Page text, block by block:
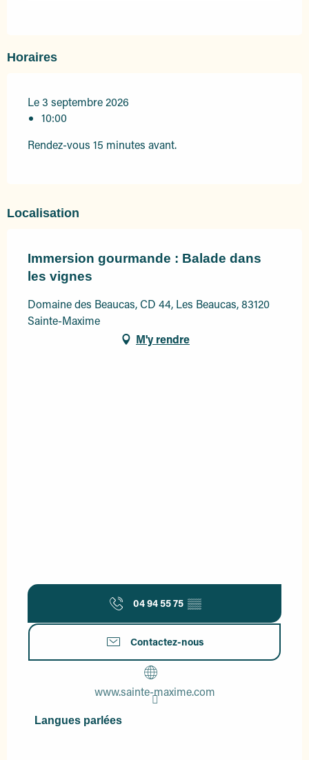
Horaires
Le 3 septembre 2026
10:00
Rendez-vous 15 minutes avant.
Localisation
Immersion gourmande : Balade dans
les vignes
Domaine des Beaucas, CD 44, Les Beaucas, 83120
Sainte-Maxime
M'y rendre
04 94 55 75 ▒▒
Contactez-nous
www.sainte-maxime.com
Langues parlées
Langues parlées